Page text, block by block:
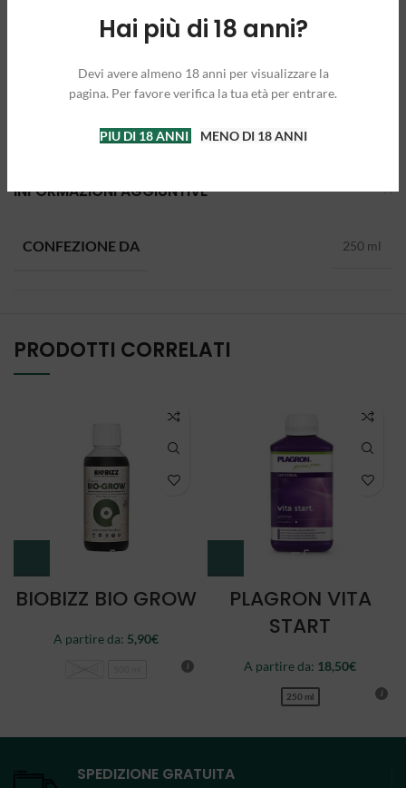
Hai più di 18 anni?
Devi avere almeno 18 anni per visualizzare la
pagina. Per favore verifica la tua età per entrare.
PIU DI 18 ANNI MENO DI 18 ANNI
INFORMAZIONI AGGIUNTIVE
CONFEZIONE DA 250 ml
PRODOTTI CORRELATI
BIOBIZZ BIO GROW
A partire da: 5,90€
250 ml
PLAGRON VITA
START
A partire da: 18,50€
250 ml
SPEDIZIONE GRATUITA